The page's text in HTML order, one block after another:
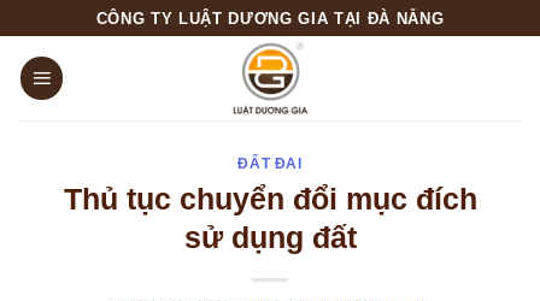
content
CÔNG TY LUẬT DƯƠNG GIA TẠI ĐÀ NẴNG
ĐẤT ĐAI
Thủ tục chuyển đổi mục đích
sử dụng đất